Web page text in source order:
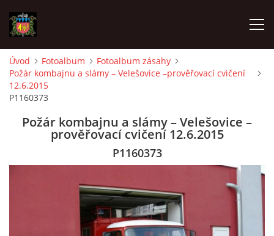
ÚVOD
Úvod Fotoalbum
Fotoalbum zásahy
Požár kombajnu a slámy – Velešovice –prověřovací cvičení
12.6.2015
P1160373
Požár kombajnu a slámy – Velešovice –
prověřovací cvičení 12.6.2015
P1160373